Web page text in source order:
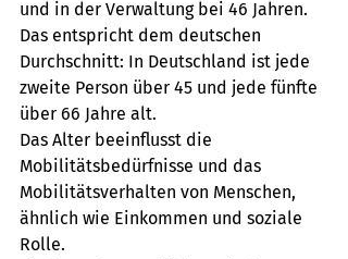
und in der Verwaltung bei 46 Jahren.
Das entspricht dem deutschen
Durchschnitt: In Deutschland ist jede
zweite Person über 45 und jede fünfte
über 66 Jahre alt.
Das Alter beeinflusst die
Mobilitätsbedürfnisse und das
Mobilitätsverhalten von Menschen,
ähnlich wie Einkommen und soziale
Rolle.